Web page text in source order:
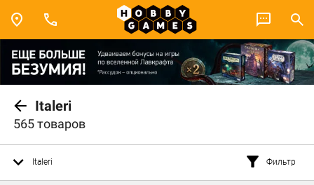
Italeri
565 товаров
Italeri Фильтр